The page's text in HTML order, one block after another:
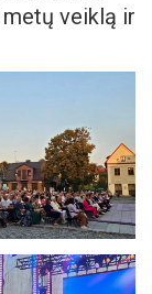
metų veiklą ir